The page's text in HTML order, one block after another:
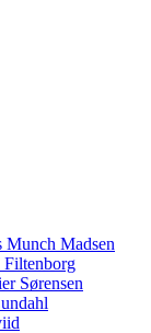
Munch Madsen
Filtenborg
Sørensen